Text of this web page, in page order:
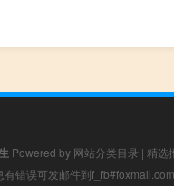
Powered by 网站分类目录 | 精选
错误可发邮件到